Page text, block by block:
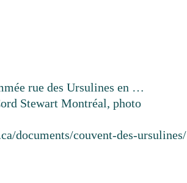
rue des Ursulines en …
Stewart Montréal, photo
documents/couvent-des-ursulines/